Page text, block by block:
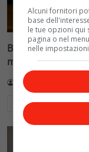
Blasi vs Totti: il
mantenimento a
Redazione VelvetMAG
Leggi di più
Alcuni fornitori
base
le tue opzioni qui
pagina o nel
nelle